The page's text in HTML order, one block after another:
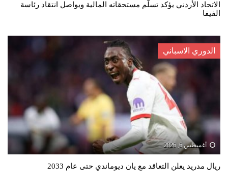
الاتحاد الأردني يؤكد تسلّم مستحقاته المالية ويواصل انتقاد رئاسة
الفيفا
الدوري الاسباني
أغسطس 6, 2026
ريال مدريد يعلن التعاقد مع يان ديوماندي حتى عام 2033